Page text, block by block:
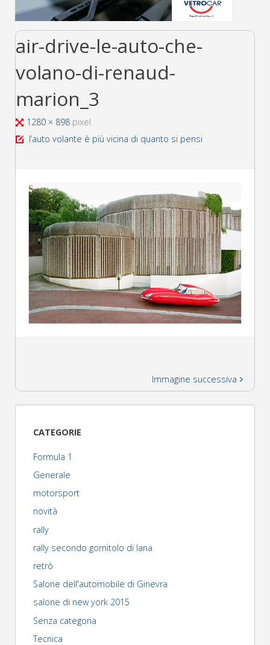
air-drive-le-auto-che-
volano-di-renaud-
marion_3
Tutta
larghezza
1280 × 898 pixel
l’auto volante è più vicina di quanto si pensi
Immagine successiva
CATEGORIE
Formula 1
Generale
motorsport
novità
rally
rally secondo gomitolo di lana
retrò
Salone dell'automobile di Ginevra
salone di new york 2015
Senza categoria
Tecnica